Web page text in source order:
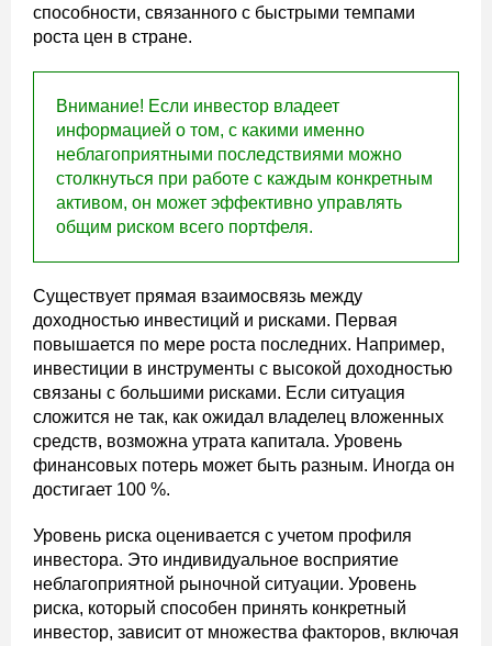
способности, связанного с быстрыми темпами
роста цен в стране.
Внимание! Если инвестор владеет
информацией о том, с какими именно
неблагоприятными последствиями можно
столкнуться при работе с каждым конкретным
активом, он может эффективно управлять
общим риском всего портфеля.
Существует прямая взаимосвязь между
доходностью инвестиций и рисками. Первая
повышается по мере роста последних. Например,
инвестиции в инструменты с высокой доходностью
связаны с большими рисками. Если ситуация
сложится не так, как ожидал владелец вложенных
средств, возможна утрата капитала. Уровень
финансовых потерь может быть разным. Иногда он
достигает 100 %.
Уровень риска оценивается с учетом профиля
инвестора. Это индивидуальное восприятие
неблагоприятной рыночной ситуации. Уровень
риска, который способен принять конкретный
инвестор, зависит от множества факторов, включая